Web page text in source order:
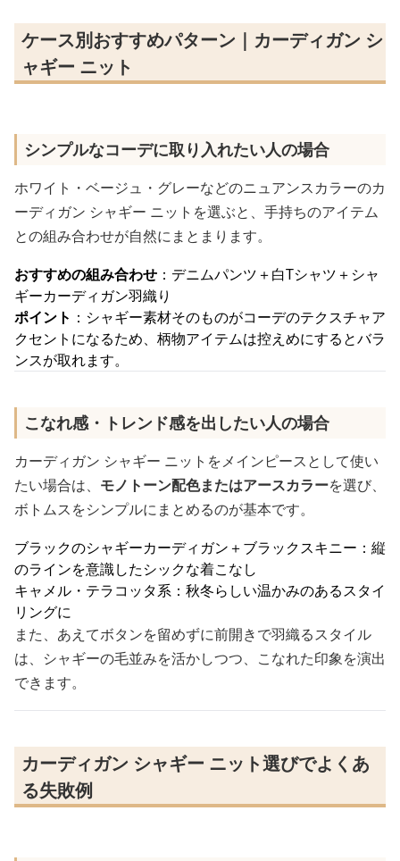
ケース別おすすめパターン｜カーディガン シ
ャギー ニット
シンプルなコーデに取り入れたい人の場合
ホワイト・ベージュ・グレーなどのニュアンスカラーのカ
ーディガン シャギー ニットを選ぶと、手持ちのアイテム
との組み合わせが自然にまとまります。
おすすめの組み合わせ ：デニムパンツ＋白Tシャツ＋シャ
ギーカーディガン羽織り
ポイント ：シャギー素材そのものがコーデのテクスチャア
クセントになるため、柄物アイテムは控えめにするとバラ
ンスが取れます。
こなれ感・トレンド感を出したい人の場合
カーディガン シャギー ニットをメインピースとして使い
たい場合は、 モノトーン配色またはアースカラーを選び、
ボトムスをシンプルにまとめるのが基本です。
ブラックのシャギーカーディガン＋ブラックスキニー：縦
のラインを意識したシックな着こなし
キャメル・テラコッタ系：秋冬らしい温かみのあるスタイ
リングに
また、あえてボタンを留めずに前開きで羽織るスタイル
は、シャギーの毛並みを活かしつつ、こなれた印象を演出
できます。
カーディガン シャギー ニット選びでよくあ
る失敗例